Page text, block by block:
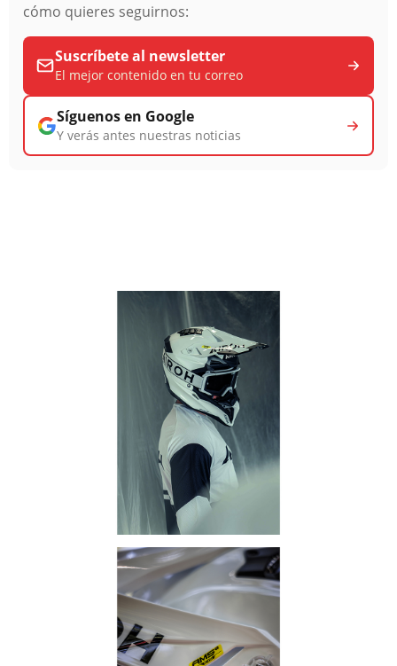
cómo quieres seguirnos:
Suscríbete al newsletter
El mejor contenido en tu correo
Síguenos en Google
Y verás antes nuestras noticias